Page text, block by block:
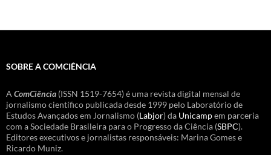
SOBRE A COMCIÊNCIA
A ComCiência (ISSN 1519-7654) é uma revista digital mensal de
jornalismo científico publicada desde 1999 pelo Laboratório de
Estudos Avançados em Jornalismo (Labjor) da Unicampem parceria
com a Sociedade Brasileira para o Progresso da Ciência (SBPC).
Editores executivos e jornalistas responsáveis: Marina Gomes e
Ricardo Muniz.